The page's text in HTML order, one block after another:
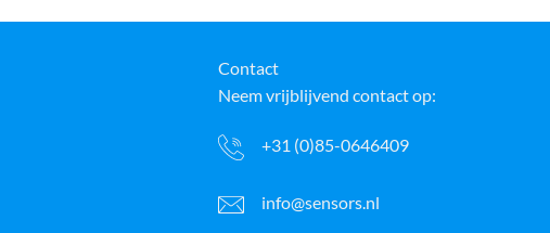
Contact
Neem vrijblijvend contact op:
+31 (0)85-0646409
info@sensors.nl